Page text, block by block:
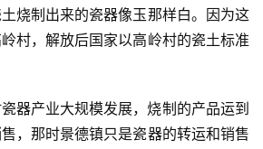
烧制出来的瓷器像玉那样白。因为这
村，解放后国家以高岭村的瓷土标准
器产业大规模发展，烧制的产品运到
，那时景德镇只是瓷器的转运和销售